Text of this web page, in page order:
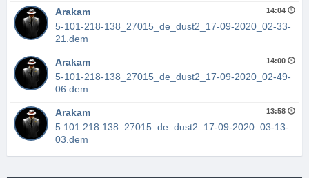
Arakam 14:04
5-101-218-138_27015_de_dust2_17-09-2020_02-33-
21.dem
Arakam 14:00
5-101-218-138_27015_de_dust2_17-09-2020_02-49-
06.dem
Arakam 13:58
5.101.218.138_27015_de_dust2_17-09-2020_03-13-
03.dem